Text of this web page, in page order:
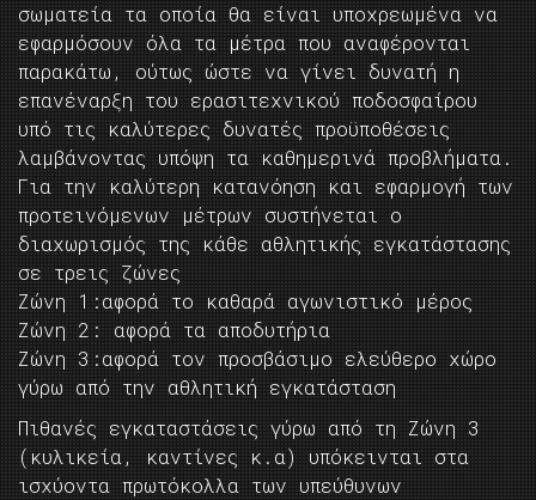
σωματεία τα οποία θα είναι υποχρεωμένα να
εφαρμόσουν όλα τα μέτρα που αναφέρονται
παρακάτω, ούτως ώστε να γίνει δυνατή η
επανέναρξη του ερασιτεχνικού ποδοσφαίρου
υπό τις καλύτερες δυνατές προϋποθέσεις
λαμβάνοντας υπόψη τα καθημερινά προβλήματα.
Για την καλύτερη κατανόηση και εφαρμογή των
προτεινόμενων μέτρων συστήνεται ο
διαχωρισμός της κάθε αθλητικής εγκατάστασης
σε τρεις ζώνες
Ζώνη 1:αφορά το καθαρά αγωνιστικό μέρος
Ζώνη 2: αφορά τα αποδυτήρια
Ζώνη 3:αφορά τον προσβάσιμο ελεύθερο χώρο
γύρω από την αθλητική εγκατάσταση
Πιθανές εγκαταστάσεις γύρω από τη Ζώνη 3
(κυλικεία, καντίνες κ.α) υπόκεινται στα
ισχύοντα πρωτόκολλα των υπεύθυνων